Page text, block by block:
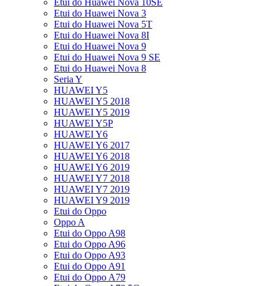
Etui do Huawei Nova 10SE
Etui do Huawei Nova 3
Etui do Huawei Nova 5T
Etui do Huawei Nova 8I
Etui do Huawei Nova 9
Etui do Huawei Nova 9 SE
Etui do Huawei Nova 8
Seria Y
HUAWEI Y5
HUAWEI Y5 2018
HUAWEI Y5 2019
HUAWEI Y5P
HUAWEI Y6
HUAWEI Y6 2017
HUAWEI Y6 2018
HUAWEI Y6 2019
HUAWEI Y7 2018
HUAWEI Y7 2019
HUAWEI Y9 2019
Etui do Oppo
Oppo A
Etui do Oppo A98
Etui do Oppo A96
Etui do Oppo A93
Etui do Oppo A91
Etui do Oppo A79